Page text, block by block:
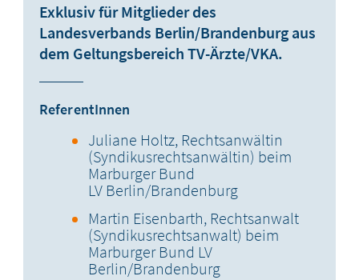
Exklusiv für Mitglieder des
Landesverbands Berlin/Brandenburg aus
dem Geltungsbereich TV-Ärzte/VKA.
ReferentInnen
Juliane Holtz, Rechtsanwältin
(Syndikusrechtsanwältin) beim
Marburger Bund
LV Berlin/Brandenburg
Martin Eisenbarth, Rechtsanwalt
(Syndikusrechtsanwalt) beim
Marburger Bund LV
Berlin/Brandenburg